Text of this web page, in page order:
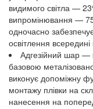
видимого світла —
випромінювання —
одночасно
освітлення
Адгезійний шар —
базовою
виконує допоміжну
монтажу плівки на
нанесення на